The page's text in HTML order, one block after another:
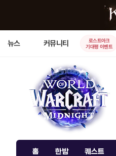
뉴스 커뮤니티
로스트아크
기대평 이벤트
홈 한밤 퀘스트